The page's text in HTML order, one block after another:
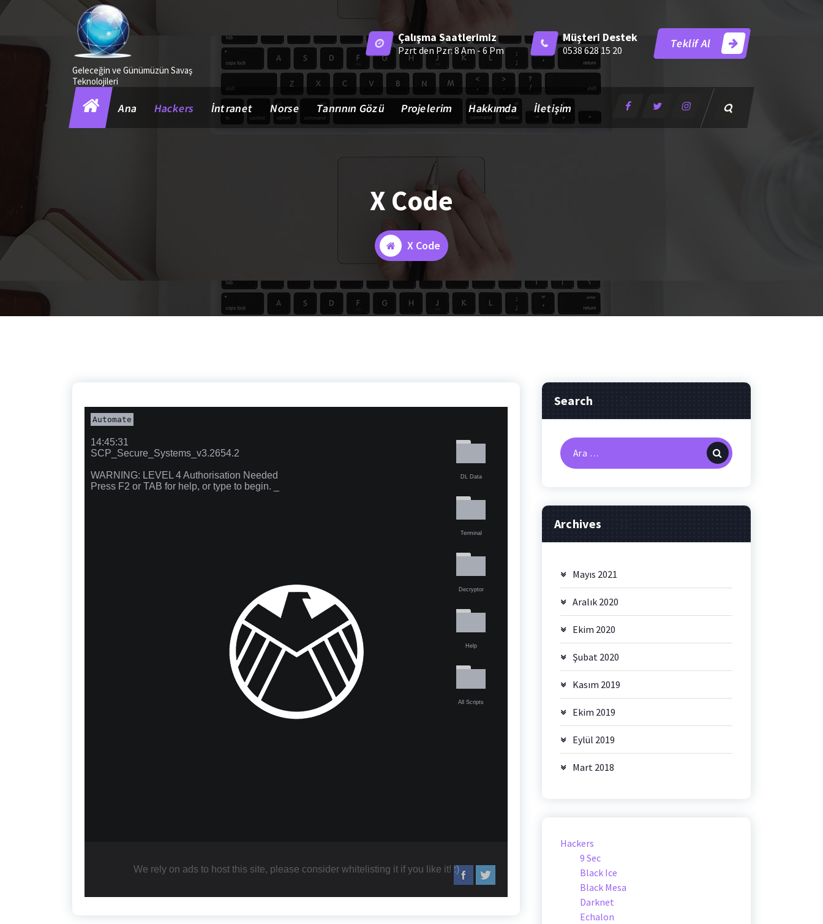
İçeriğe
Geleceğin ve Günümüzün Savaş
Teknolojileri
Çalışma Saatlerimiz
Pzrt den Pzr: 8 Am - 6 Pm
Müşteri Destek
0538 628 15 20 Teklif Al
Ana Hackers İntranet Norse Tanrının Gözü Projelerim Hakkımda İletişim
X Code
X Code
Search
Arama:
Archives
Mayıs 2021
Aralık 2020
Ekim 2020
Şubat 2020
Kasım 2019
Ekim 2019
Eylül 2019
Mart 2018
Hackers
9 Sec
Black Ice
Black Mesa
Darknet
Echalon